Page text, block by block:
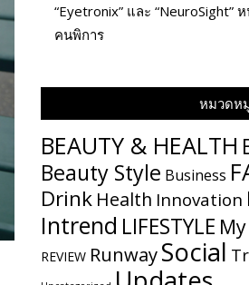
“Eyetronix” และ
คนพิการ
หมวดห
BEAUTY & HEALTH
Beauty Style Business
Drink Health Innovation
Intrend LIFESTYLE
REVIEW RunwaySocial